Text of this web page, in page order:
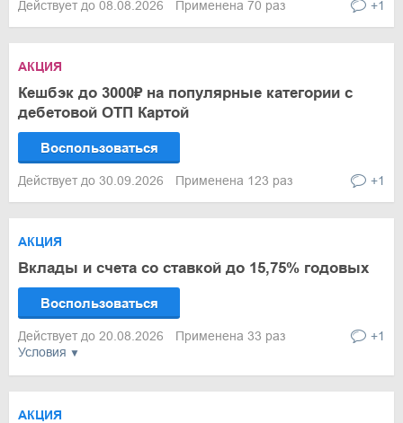
Действует до 08.08.2026 Применена 70 раз +1
АКЦИЯ
Кешбэк до 3000₽ на популярные категории с
дебетовой ОТП Картой
Воспользоваться
Действует до 30.09.2026 Применена 123 раз +1
Условия
АКЦИЯ
Вклады и счета со ставкой до 15,75% годовых
Воспользоваться
Действует до 20.08.2026 Применена 33 раз +1
АКЦИЯ